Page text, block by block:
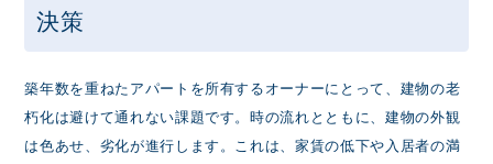
決策
築年数を重ねたアパートを所有するオーナーにとって、建物の老
朽化は避けて通れない課題です。時の流れとともに、建物の外観
は色あせ、劣化が進行します。これは、家賃の低下や入居者の満